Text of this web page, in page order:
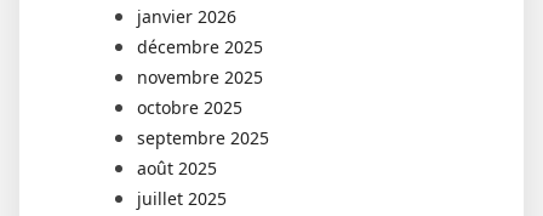
janvier 2026
décembre 2025
novembre 2025
octobre 2025
septembre 2025
août 2025
juillet 2025